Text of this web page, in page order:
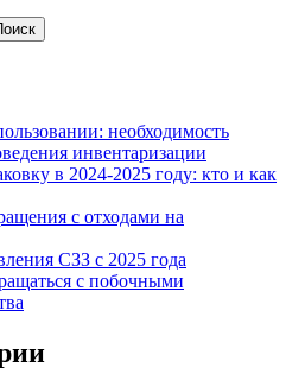
необходимость
инвентаризации
в 2024-2025 году: кто и как
с отходами на
СЗЗ с 2025 года
с побочными